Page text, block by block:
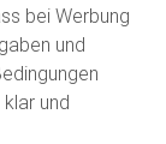
bei Werbung
und
und